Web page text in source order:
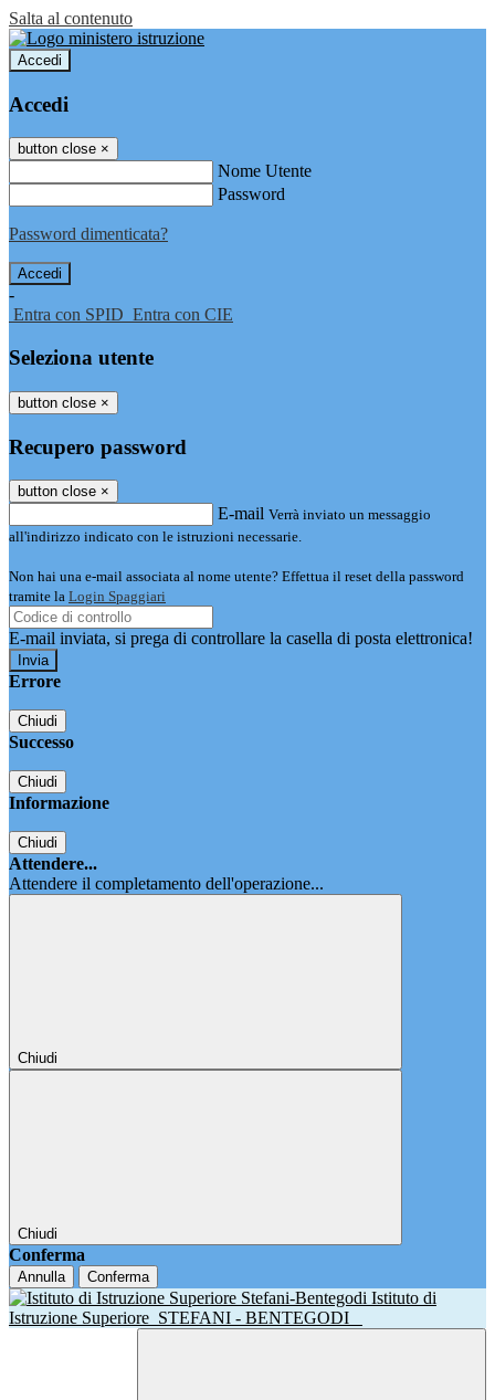
Salta al contenuto
Accedi
Accedi
button close ×
Nome Utente
Password
Password dimenticata?
-
Entra con SPID Entra con CIE
Seleziona utente
button close ×
Recupero password
button close ×
E-mail Verrà inviato un messaggio
all'indirizzo indicato con le istruzioni necessarie.
Non hai una e-mail associata al nome utente? Effettua il reset della password
tramite la Login Spaggiari
E-mail inviata, si prega di controllare la casella di posta elettronica!
Errore
Chiudi
Successo
Chiudi
Informazione
Chiudi
Attendere...
Attendere il completamento dell'operazione...
Chiudi
Chiudi
Conferma
Annulla Conferma
Istituto di
Istruzione Superiore STEFANI - BENTEGODI